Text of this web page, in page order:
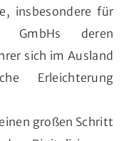
insbesondere für
GmbHs deren
sich im Ausland
Erleichterung
großen Schritt